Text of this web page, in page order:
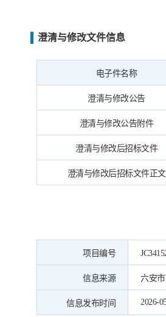
澄清与修改文件信息
电子件名称
澄清与修改公告
澄清与修改公告附件
澄清与修改后招标文件
澄清与修改后招标文件正文
项目编号
信息来源 六安
信息发布时间 2026-